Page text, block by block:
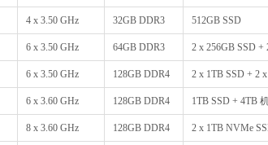
4 x 3.50 GHz 32GB DDR3 512GB SSD
6 x 3.50 GHz 64GB DDR3 2 x 256GB SSD +
6 x 3.50 GHz 128GB DDR4 2 x 1TB SSD + 2
6 x 3.60 GHz 128GB DDR4 1TB SSD + 4TB
8 x 3.60 GHz 128GB DDR4 2 x 1TB NVMe